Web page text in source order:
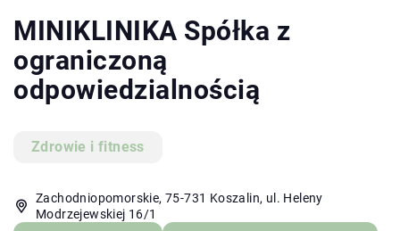
MINIKLINIKA Spółka z
ograniczoną
odpowiedzialnością
Zdrowie i fitness
Zachodniopomorskie, 75-731 Koszalin, ul. Heleny
Modrzejewskiej 16/1